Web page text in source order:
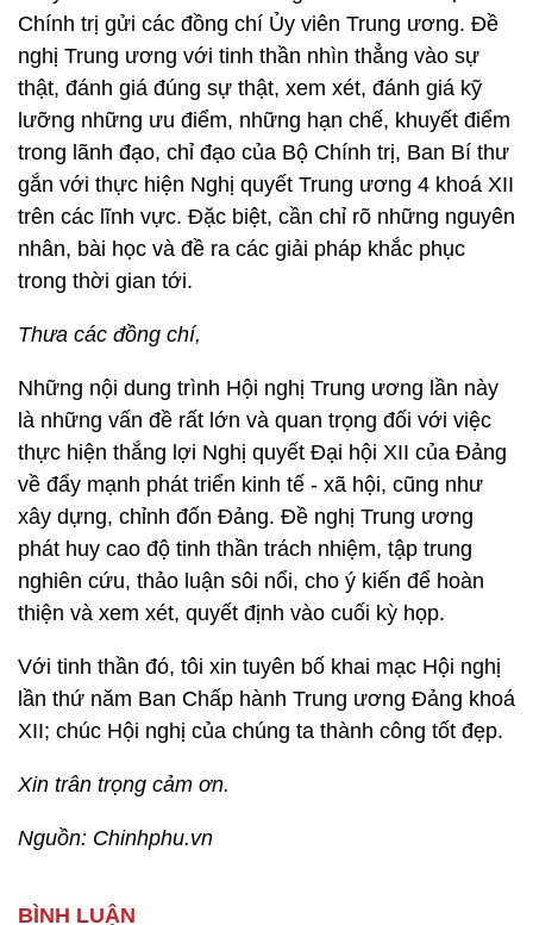
Chính trị gửi các đồng chí Ủy viên Trung ương. Đề
nghị Trung ương với tinh thần nhìn thẳng vào sự
thật, đánh giá đúng sự thật, xem xét, đánh giá kỹ
lưỡng những ưu điểm, những hạn chế, khuyết điểm
trong lãnh đạo, chỉ đạo của Bộ Chính trị, Ban Bí thư
gắn với thực hiện Nghị quyết Trung ương 4 khoá XII
trên các lĩnh vực. Đặc biệt, cần chỉ rõ những nguyên
nhân, bài học và đề ra các giải pháp khắc phục
trong thời gian tới.
Thưa các đồng chí,
Những nội dung trình Hội nghị Trung ương lần này
là những vấn đề rất lớn và quan trọng đối với việc
thực hiện thắng lợi Nghị quyết Đại hội XII của Đảng
về đẩy mạnh phát triển kinh tế - xã hội, cũng như
xây dựng, chỉnh đốn Đảng. Đề nghị Trung ương
phát huy cao độ tinh thần trách nhiệm, tập trung
nghiên cứu, thảo luận sôi nổi, cho ý kiến để hoàn
thiện và xem xét, quyết định vào cuối kỳ họp.
Với tinh thần đó, tôi xin tuyên bố khai mạc Hội nghị
lần thứ năm Ban Chấp hành Trung ương Đảng khoá
XII; chúc Hội nghị của chúng ta thành công tốt đẹp.
Xin trân trọng cảm ơn.
Nguồn: Chinhphu.vn